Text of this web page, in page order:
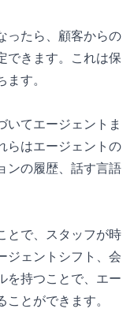
ったら、顧客からの
できます。これは保
す。
いてエージェントま
らはエージェントの
ンの履歴、話す言語
とで、スタッフが時
ジェントシフト、会
を持つことで、エー
とができます。